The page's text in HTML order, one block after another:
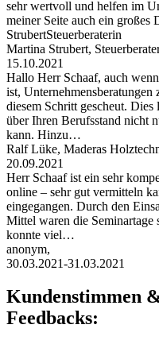
sehr wertvoll und helfen im
meiner Seite auch ein großes
StrubertSteuerberaterin
Martina Strubert,
15.10.2021
Hallo Herr Schaaf, auch
ist,
diesem Schritt gescheut. Dies
über Ihren Berufsstand nicht
kann. Hinzu…
Ralf Lüke, Maderas
20.09.2021
Herr Schaaf ist ein sehr
online – sehr gut vermitteln
eingegangen. Durch den
Mittel waren die Seminartage
konnte viel…
anonym,
30.03.2021-31.03.2021
Kundenstimmen
Feedbacks: